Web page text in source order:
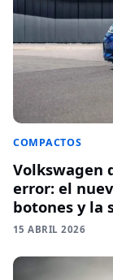
COMPACTOS
Volkswagen
error: el
botones y la
15 ABRIL 2026